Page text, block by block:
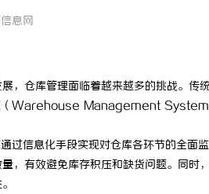
息网
，仓库管理面临着越来越多的挑战。
Warehouse Management System
过信息化手段实现对仓库各环节的全面
，有效避免库存积压和缺货问题。同